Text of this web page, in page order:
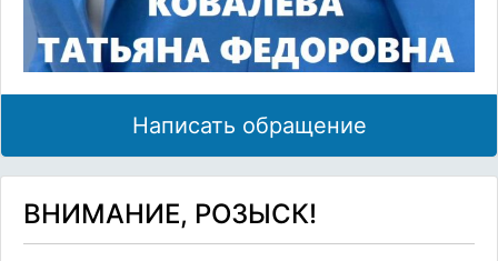
Написать обращение
ВНИМАНИЕ, РОЗЫСК!